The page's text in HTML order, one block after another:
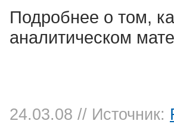
Подробнее о том,
аналитическом
24.03.08 // Источник: